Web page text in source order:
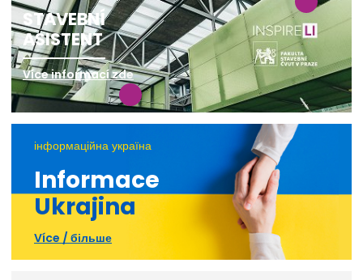
STAVEBNÍ
ASISTENT
Více informací zde
інформаційна україна
Informace
Ukrajina
Více / більше